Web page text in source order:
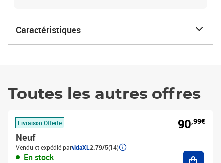
Caractéristiques
Toutes les autres offres
Livraison Offerte
Neuf
Vendu et expédié parvidaXL 2.79/5(14)
En stock
90,99€